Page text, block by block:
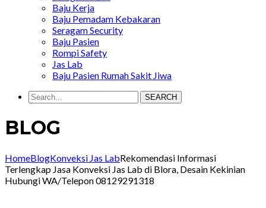
Baju Kerja
Baju Pemadam Kebakaran
Seragam Security
Baju Pasien
Rompi Safety
Jas Lab
Baju Pasien Rumah Sakit Jiwa
SEARCH
BLOG
HomeBlogKonveksi Jas LabRekomendasi Informasi
Terlengkap Jasa Konveksi Jas Lab di Blora, Desain Kekinian
Hubungi WA/Telepon 08129291318